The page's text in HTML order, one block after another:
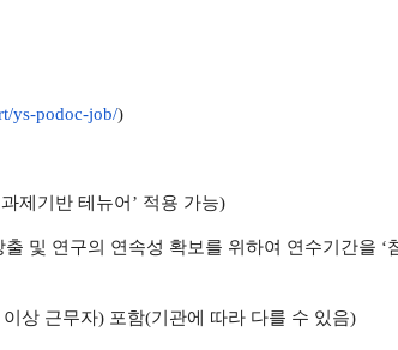
ys-podoc-job/)
제기반 테뉴어’ 적용 가능)
및 연구의 연속성 확보를 위하여 연수기간을 ‘
상 근무자) 포함(기관에 따라 다를 수 있음)